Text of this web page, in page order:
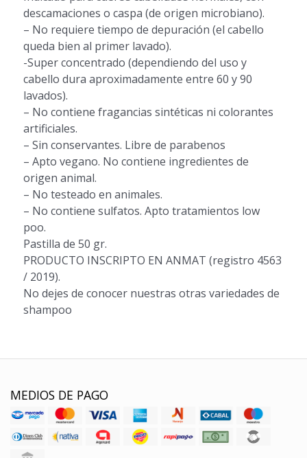
descamaciones o caspa (de origen microbiano).
– No requiere tiempo de depuración (el cabello
queda bien al primer lavado).
-Super concentrado (dependiendo del uso y
cabello dura aproximadamente entre 60 y 90
lavados).
– No contiene fragancias sintéticas ni colorantes
artificiales.
– Sin conservantes. Libre de parabenos
– Apto vegano. No contiene ingredientes de
origen animal.
– No testeado en animales.
– No contiene sulfatos. Apto tratamientos low
poo.
Pastilla de 50 gr.
PRODUCTO INSCRIPTO EN ANMAT (registro 4563
/ 2019).
No dejes de conocer nuestras otras variedades de
shampoo
MEDIOS DE PAGO